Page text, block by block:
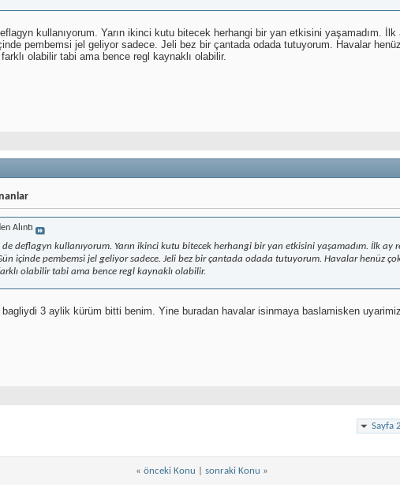
kullanıyorum. Yarın ikinci kutu bitecek herhangi bir yan etkisini yaşamadım.
pembemsi jel geliyor sadece. Jeli bez bir çantada odada tutuyorum. Havalar
olabilir tabi ama bence regl kaynaklı olabilir.
Alıntı
de deflagyn kullanıyorum. Yarın ikinci kutu bitecek herhangi bir yan etkisini yaşamadım. İlk
içinde pembemsi jel geliyor sadece. Jeli bez bir çantada odada tutuyorum. Havalar henüz çok
olabilir tabi ama bence regl kaynaklı olabilir.
bagliydi 3 aylik kürüm bitti benim. Yine buradan havalar isinmaya baslamisken
Sayfa
« önceki Konu sonraki Konu »